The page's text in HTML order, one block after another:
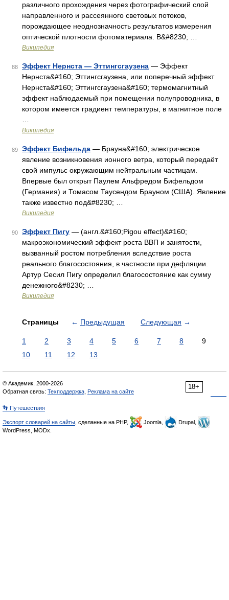
различного прохождения через фотографический слой
направленного и рассеянного световых потоков,
порождающее неоднозначность результатов измерения
оптической плотности фотоматериала. В&#8230; …
Википедия
88 Эффект Нернста — Эттингсгаузена — Эффект
Нернста&#160; Эттингсгаузена, или поперечный эффект
Нернста&#160; Эттингсгаузена&#160; термомагнитный
эффект наблюдаемый при помещении полупроводника, в
котором имеется градиент температуры, в магнитное поле
Википедия
89 Эффект Бифельда — Брауна&#160; электрическое
явление возникновения ионного ветра, который передаёт
свой импульс окружающим нейтральным частицам.
Впервые был открыт Паулем Альфредом Бифельдом
(Германия) и Томасом Таусендом Брауном (США). Явление
также известно под&#8230; …
Википедия
90 Эффект Пигу — (англ.&#160;Pigou effect)&#160;
макроэкономический эффект роста ВВП и занятости,
вызванный ростом потребления вследствие роста
реального благосостояния, в частности при дефляции.
Артур Сесил Пигу определил благосостояние как сумму
денежного&#8230; …
Википедия
Страницы ← Предыдущая Следующая →
1 2 3 4 5 6 7 8
9
10
11 12 13
18+
© Академик, 2000-2026
Обратная связь: Техподдержка Реклама на сайте
👣 Путешествия
Экспорт словарей на сайты , сделанные на PHP, Joomla,
Drupal,
WordPress, MODx.